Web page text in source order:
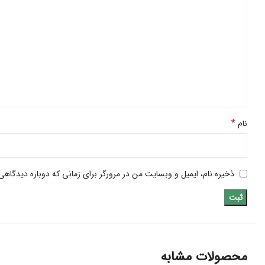
نام*
ذخیره نام، ایمیل و وبسایت من در مرورگر برای زمانی که دوباره
محصولات مشابه